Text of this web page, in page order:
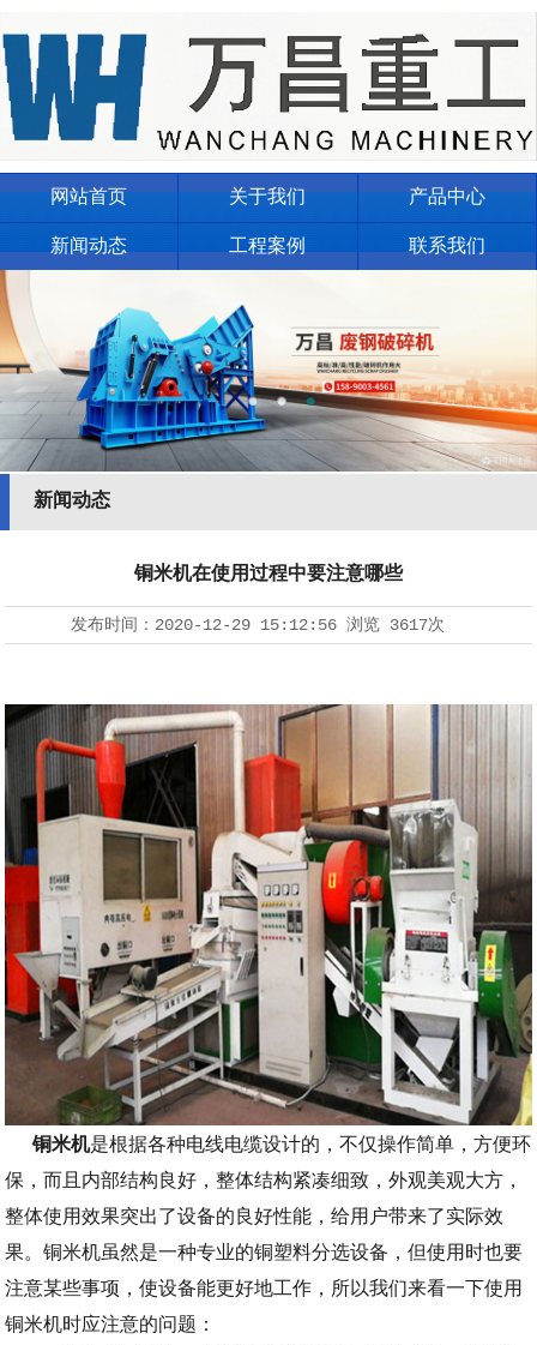
网站首页 关于我们 产品中心
新闻动态 工程案例 联系我们
新闻动态
铜米机在使用过程中要注意哪些
发布时间： 2020-12-29 15:12:56浏览 3617次
铜米机是根据各种电线电缆设计的，不仅操作简单，方便环
保，而且内部结构良好，整体结构紧凑细致，外观美观大方，
整体使用效果突出了设备的良好性能，给用户带来了实际效
果。铜米机虽然是一种专业的铜塑料分选设备，但使用时也要
注意某些事项，使设备能更好地工作，所以我们来看一下使用
铜米机时应注意的问题：